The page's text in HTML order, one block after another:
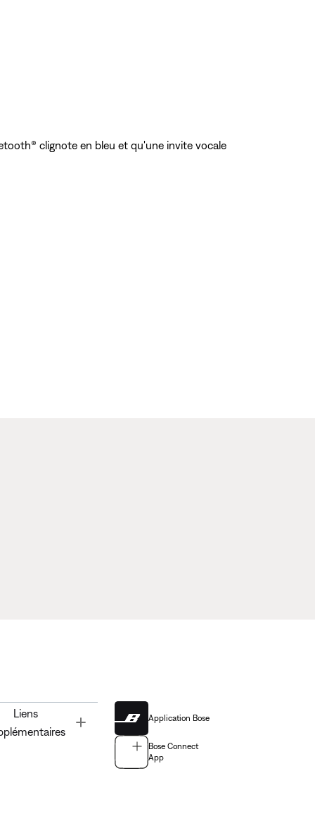
clignote en bleu et qu'une invite vocale
Liens
Application Bose
Bose Connect
App